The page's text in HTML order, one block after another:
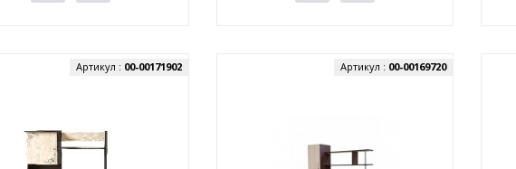
Артикул : 00-00171902 Артикул : 00-00169720